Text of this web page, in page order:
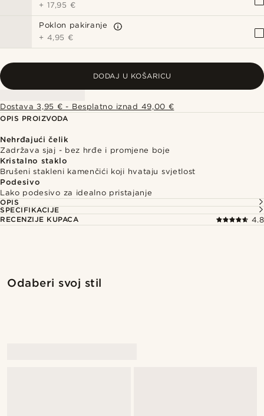
+ 17,95 €
Poklon pakiranje
+ 4,95 €
DODAJ U KOŠARICU
Dostava 3,95 € - Besplatno iznad 49,00 €
OPIS PROIZVODA
Nehrđajući čelik
Zadržava sjaj - bez hrđe i promjene boje
Kristalno staklo
Brušeni stakleni kamenčići koji hvataju svjetlost
Podesivo
Lako podesivo za idealno pristajanje
OPIS
SPECIFIKACIJE
RECENZIJE KUPACA
4.8
Odaberi svoj stil